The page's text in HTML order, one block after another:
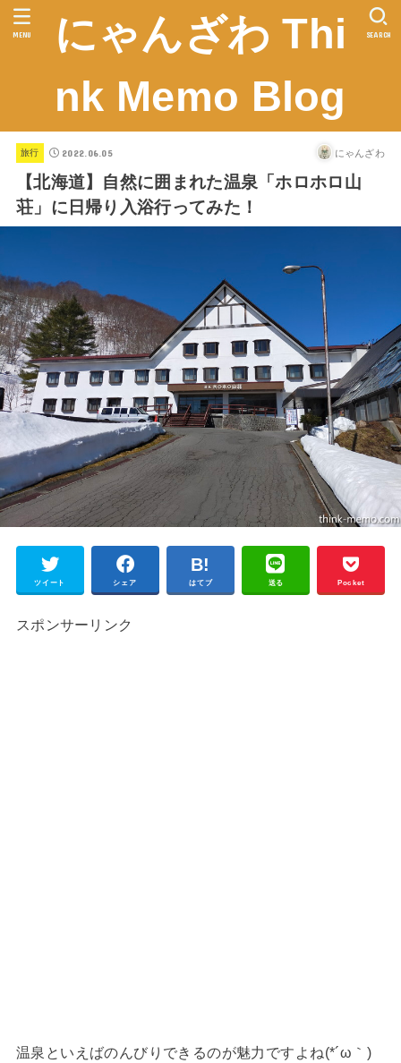
にゃんざわ Thi
nk Memo Blog
SEARCH
MENU
旅行 2022.06.05 にゃんざわ
【北海道】自然に囲まれた温泉「ホロホロ山
荘」に日帰り入浴行ってみた！
ツイート シェア はてブ 送る Pocket
スポンサーリンク
温泉といえばのんびりできるのが魅力ですよね(*´ω｀)